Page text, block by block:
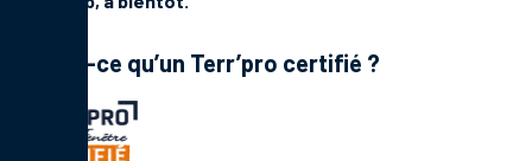
Qu’est-ce qu’un Terr’pro certifié ?